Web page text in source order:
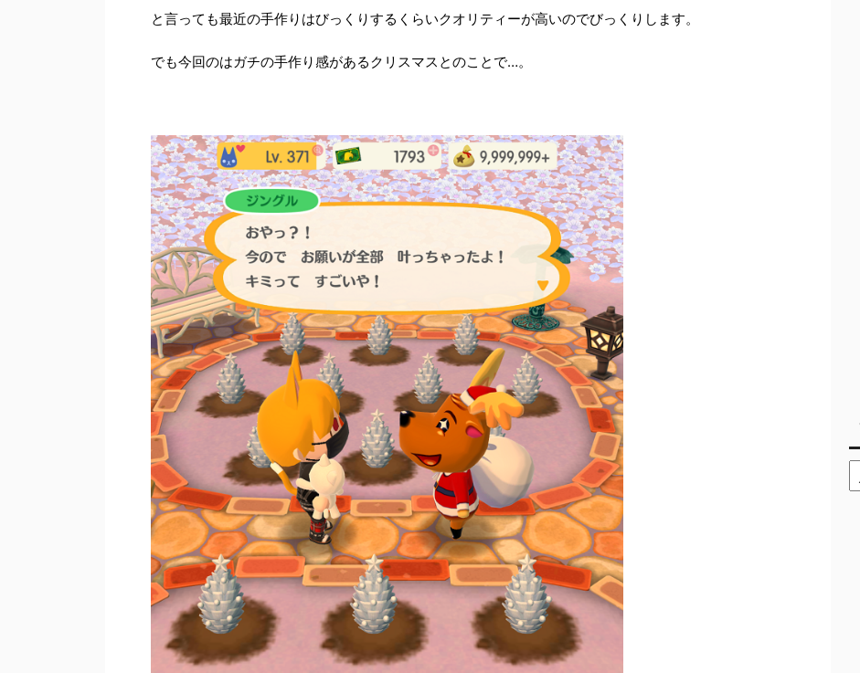
と言っても最近の手作りはびっくりするくらいクオリティーが高いのでびっくりします。
でも今回のはガチの手作り感があるクリスマスとのことで…。